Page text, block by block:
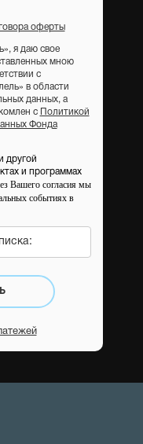
оферты
я даю свое
мною
с
в области
данных, а
с
Политикой
Фонда
другой
и программах
Вашего согласия мы
событиях в